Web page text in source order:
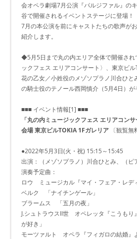
会オペラ劇場7月公演『パルジファル』の
谷で開催されるイベントステージに登場！
7月の本公演を前にキャストたちの歌声が
紹介します。
◆5月5日まで丸の内エリア全体で開催され
ックフェス エリアコンサート〉、東京ビル
花の乙女／小姓役のメゾソプラノ川合ひ
の騎士役のテノール西岡慎介（5月4日）が
■■■ イベント情報[1] ■■■
「丸の内ミュージックフェス エリアコンサ
会場 東京ビルTOKIA 1Fガレリア 〔観覧無
●2022年5月3日(火・祝) 15:15～15:45
出演：（メゾソプラノ）川合ひとみ、（ピ
演奏予定曲：
ロウ ミュージカル『マイ・フェア・レデ
ベルク 「ナイチンゲール」
ブラームス 「五月の夜」
J.シュトラウスII世 オペレッタ『こうもり
が好き」
モーツァルト オペラ『フィガロの結婚』